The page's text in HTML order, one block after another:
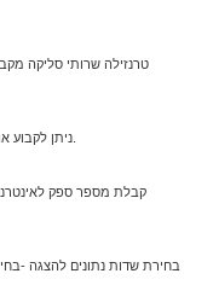
טרנזילה שרותי סליקה
קבלת מספר ספק